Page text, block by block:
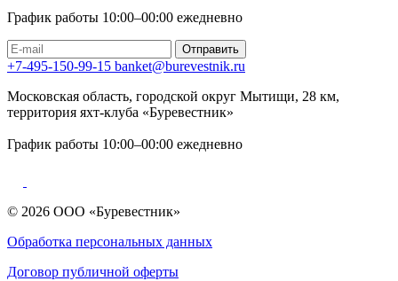
График работы 10:00–00:00 ежедневно
Отправить
+7-495-150-99-15 banket@burevestnik.ru
Московская область, городской округ Мытищи, 28 км,
территория яхт-клуба «Буревестник»
График работы 10:00–00:00 ежедневно
© 2026 ООО «Буревестник»
Обработка персональных данных
Договор публичной оферты